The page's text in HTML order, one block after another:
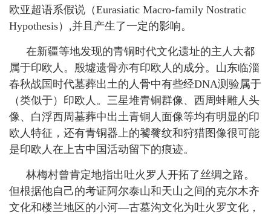
欧亚超语系假说（Eurasiatic Macro-family Nostratic
Hypothesis） ,并且产生了一定的影响。
在新疆等地发现的青铜时代文化遗址的主人大都
属于印欧人。殷墟遗骨亦有印欧人的成分。山东临淄
春秋战国时代墓葬出土的人骨中有些经DNA测验属于
（类似于）印欧人。三星堆青铜群像、西周蚌雕人头
像、白浮西周墓葬中出土青铜人面像等均有明显的印
欧人特征，还有青铜器上的饕餮纹和狩猎图像很可能
是印欧人在上古中国活动留下的痕迹。
林梅村曾肯定地指出吐火罗人开拓了丝绸之路。
但根据他自己的考证阿尔泰山和天山之间的克尔木齐
文化和楼兰地区的小河—古墓沟文化为吐火罗文化，